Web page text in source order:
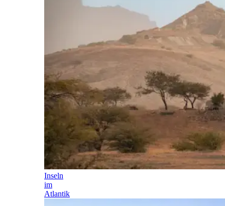
Inseln
im
Atlantik